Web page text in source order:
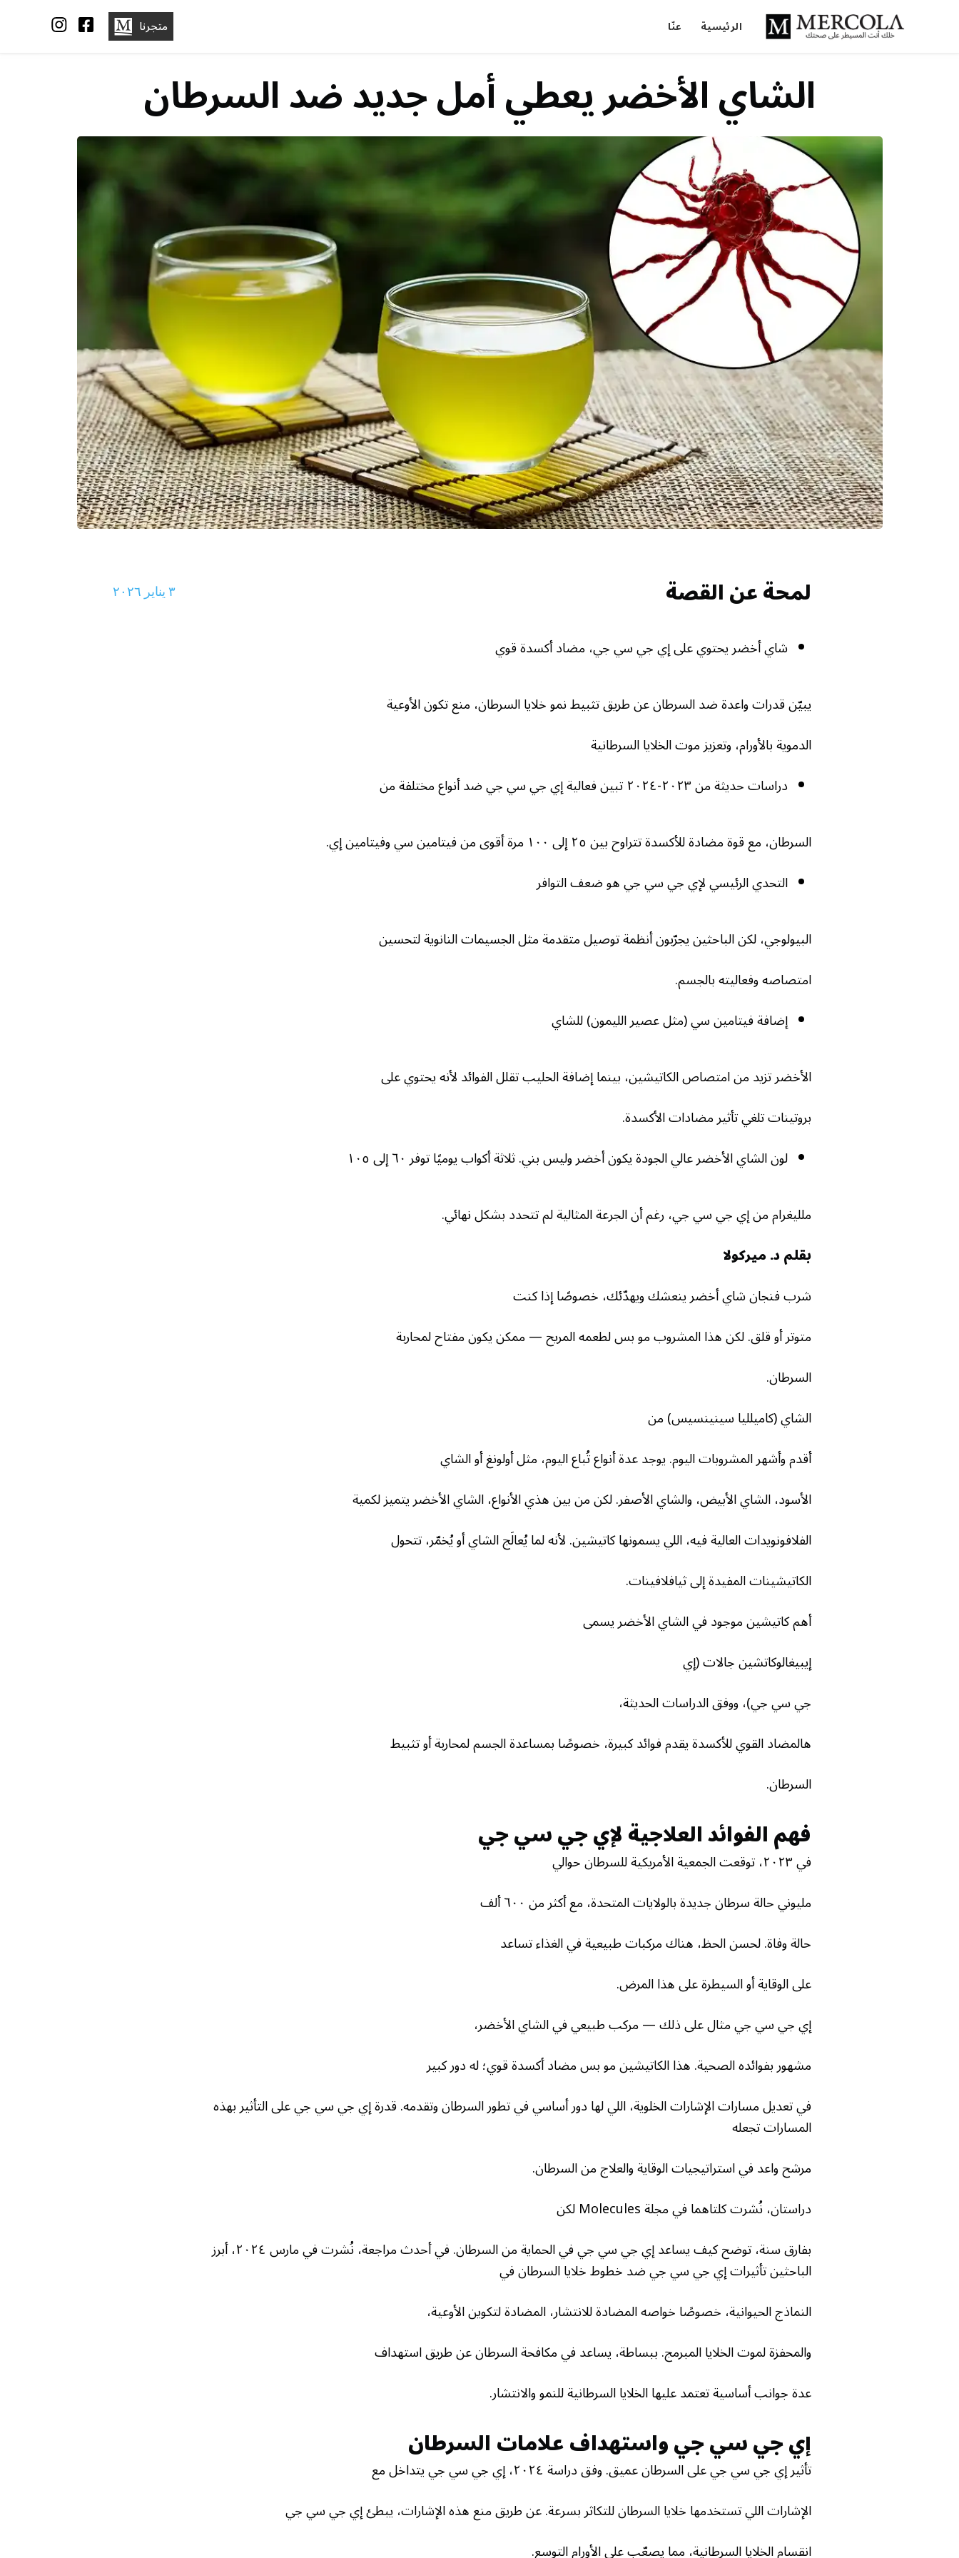
الرئيسية عنّا متجرنا
الشاي الأخضر يعطي أمل جديد ضد السرطان
٣ يناير ٢٠٢٦ لمحة عن القصة
شاي أخضر يحتوي على إي جي سي جي، مضاد أكسدة قوي
يبيّن قدرات واعدة ضد السرطان عن طريق تثبيط نمو خلايا السرطان، منع تكون الأوعية
الدموية بالأورام، وتعزيز موت الخلايا السرطانية
دراسات حديثة من ٢٠٢٣-٢٠٢٤ تبين فعالية إي جي سي جي ضد أنواع مختلفة من
السرطان، مع قوة مضادة للأكسدة تتراوح بين ٢٥ إلى ١٠٠ مرة أقوى من فيتامين سي وفيتامين إي.
التحدي الرئيسي لإي جي سي جي هو ضعف التوافر
البيولوجي، لكن الباحثين يجرّبون أنظمة توصيل متقدمة مثل الجسيمات النانوية لتحسين
امتصاصه وفعاليته بالجسم.
إضافة فيتامين سي (مثل عصير الليمون) للشاي
الأخضر تزيد من امتصاص الكاتيشين، بينما إضافة الحليب تقلل الفوائد لأنه يحتوي على
بروتينات تلغي تأثير مضادات الأكسدة.
لون الشاي الأخضر عالي الجودة يكون أخضر وليس بني. ثلاثة أكواب يوميًا توفر ٦٠ إلى ١٠٥
ملليغرام من إي جي سي جي، رغم أن الجرعة المثالية لم تتحدد بشكل نهائي.
بقلم د. ميركولا
شرب فنجان شاي أخضر ينعشك ويهدّئك، خصوصًا إذا كنت
متوتر أو قلق. لكن هذا المشروب مو بس لطعمه المريح — ممكن يكون مفتاح لمحاربة
السرطان.
الشاي (كاميلليا سينينسيس) من
أقدم وأشهر المشروبات اليوم. يوجد عدة أنواع تُباع اليوم، مثل أولونغ أو الشاي
الأسود، الشاي الأبيض، والشاي الأصفر. لكن من بين هذي الأنواع، الشاي الأخضر يتميز لكمية
الفلافونويدات العالية فيه، اللي يسمونها كاتيشين. لأنه لما يُعالَج الشاي أو يُخمّر، تتحول
الكاتيشينات المفيدة إلى ثيافلافينات.
أهم كاتيشين موجود في الشاي الأخضر يسمى
إيبيغالوكاتشين جالات (إي
جي سي جي)، ووفق الدراسات الحديثة،
هالمضاد القوي للأكسدة يقدم فوائد كبيرة، خصوصًا بمساعدة الجسم لمحاربة أو تثبيط
السرطان.
فهم الفوائد العلاجية لإي جي سي جي
في ٢٠٢٣، توقعت الجمعية الأمريكية للسرطان حوالي
مليوني حالة سرطان جديدة بالولايات المتحدة، مع أكثر من ٦٠٠ ألف
حالة وفاة. لحسن الحظ، هناك مركبات طبيعية في الغذاء تساعد
على الوقاية أو السيطرة على هذا المرض.
إي جي سي جي مثال على ذلك — مركب طبيعي في الشاي الأخضر،
مشهور بفوائده الصحية. هذا الكاتيشين مو بس مضاد أكسدة قوي؛ له دور كبير
في تعديل مسارات الإشارات الخلوية، اللي لها دور أساسي في تطور السرطان وتقدمه. قدرة إي جي سي جي على التأثير بهذه
المسارات تجعله
مرشح واعد في استراتيجيات الوقاية والعلاج من السرطان.
دراستان، نُشرت كلتاهما في مجلة Molecules لكن
بفارق سنة، توضح كيف يساعد إي جي سي جي في الحماية من السرطان. في أحدث مراجعة، نُشرت في مارس ٢٠٢٤، أبرز
الباحثين تأثيرات إي جي سي جي ضد خطوط خلايا السرطان في
النماذج الحيوانية، خصوصًا خواصه المضادة للانتشار، المضادة لتكوين الأوعية،
والمحفزة لموت الخلايا المبرمج. ببساطة، يساعد في مكافحة السرطان عن طريق استهداف
عدة جوانب أساسية تعتمد عليها الخلايا السرطانية للنمو والانتشار.
إي جي سي جي واستهداف علامات السرطان
تأثير إي جي سي جي على السرطان عميق. وفق دراسة ٢٠٢٤، إي جي سي جي يتداخل مع
الإشارات اللي تستخدمها خلايا السرطان للتكاثر بسرعة. عن طريق منع هذه الإشارات، يبطئ إي جي سي جي
انقسام الخلايا السرطانية، مما يصعّب على الأورام التوسع.